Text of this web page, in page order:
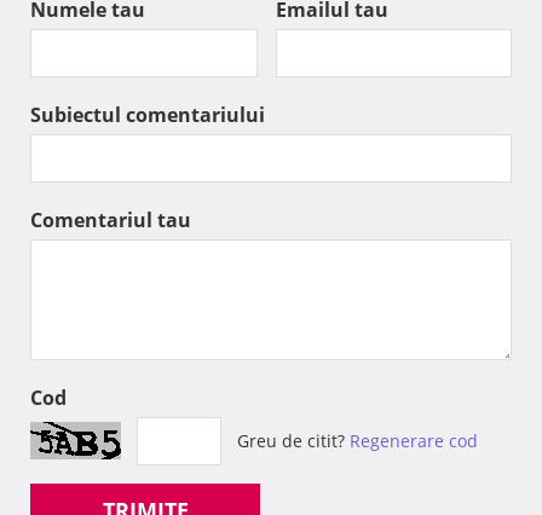
Numele tau Emailul tau
Subiectul comentariului
Comentariul tau
Cod
Greu de citit? Regenerare cod